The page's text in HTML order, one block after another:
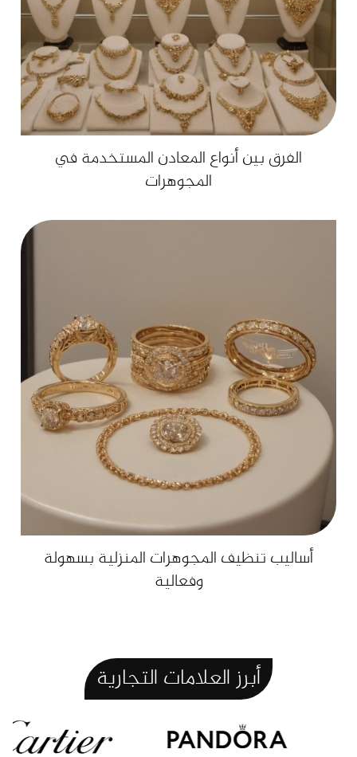
الفرق بين أنواع المعادن المستخدمة في
المجوهرات
أساليب تنظيف المجوهرات المنزلية بسهولة
وفعالية
أبرزالعلامات التجارية